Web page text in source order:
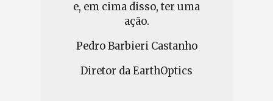
e, em cima disso, ter uma
ação.
Pedro Barbieri Castanho
Diretor da EarthOptics